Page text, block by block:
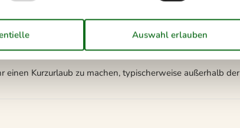
einen Kurzurlaub zu machen, typischerweise außerhalb der